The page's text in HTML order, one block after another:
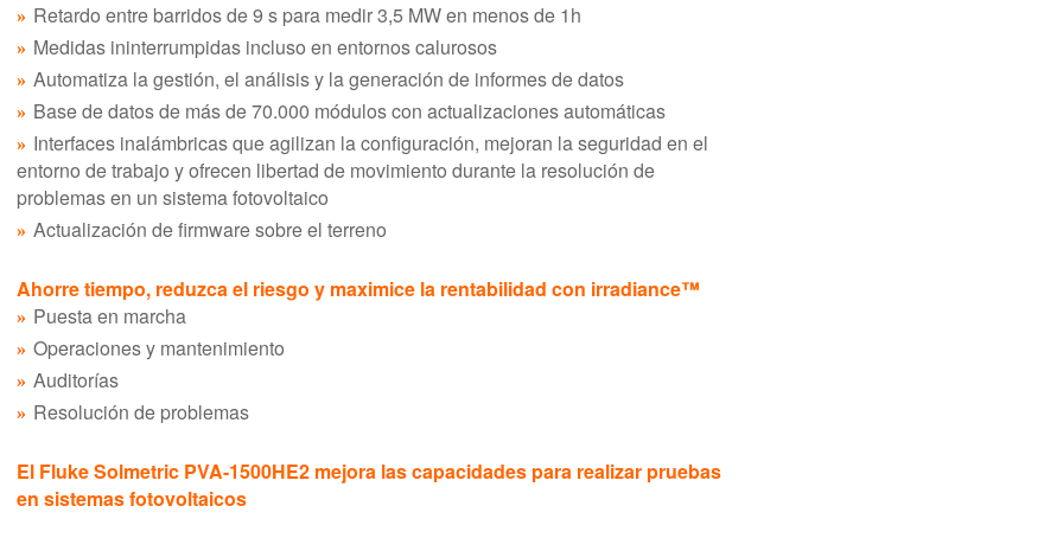
Retardo entre barridos de 9 s para medir 3,5 MW en menos de 1h
Medidas ininterrumpidas incluso en entornos calurosos
Automatiza la gestión, el análisis y la generación de informes de datos
Base de datos de más de 70.000 módulos con actualizaciones automáticas
Interfaces inalámbricas que agilizan la configuración, mejoran la seguridad en el
entorno de trabajo y ofrecen libertad de movimiento durante la resolución de
problemas en un sistema fotovoltaico
Actualización de firmware sobre el terreno
Ahorre tiempo, reduzca el riesgo y maximice la rentabilidad con irradiance™
Puesta en marcha
Operaciones y mantenimiento
Auditorías
Resolución de problemas
El Fluke Solmetric PVA-1500HE2 mejora las capacidades para realizar pruebas
en sistemas fotovoltaicos